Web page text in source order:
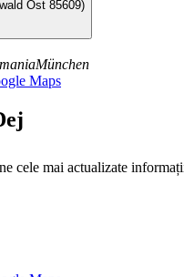
Ost 85609)
München
Maps
cele mai actualizate